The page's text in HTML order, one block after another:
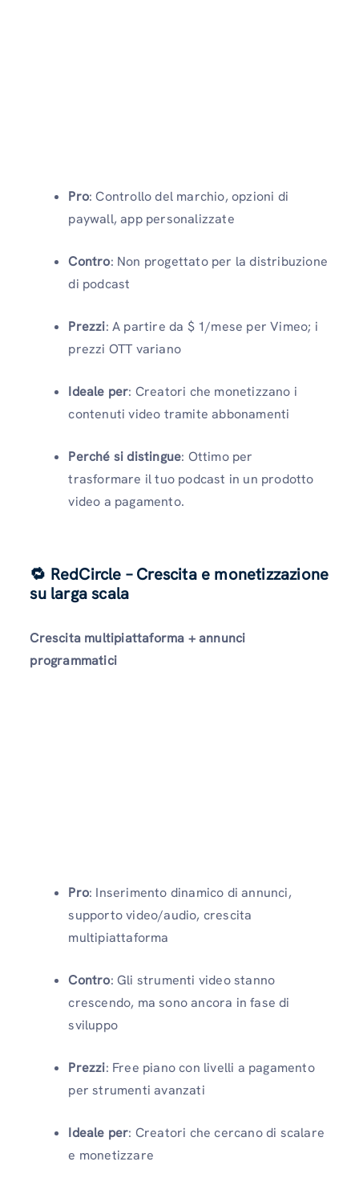
Pro: Controllo del marchio, opzioni di
paywall, app personalizzate
Contro: Non progettato per la distribuzione
di podcast
Prezzi: A partire da $ 1/mese per Vimeo; i
prezzi OTT variano
Ideale per: Creatori che monetizzano i
contenuti video tramite abbonamenti
Perché si distingue: Ottimo per
trasformare il tuo podcast in un prodotto
video a pagamento.
🔁 RedCircle – Crescita e monetizzazione
su larga scala
Crescita multipiattaforma + annunci
programmatici
Pro: Inserimento dinamico di annunci,
supporto video/audio, crescita
multipiattaforma
Contro: Gli strumenti video stanno
crescendo, ma sono ancora in fase di
sviluppo
Prezzi: Free piano con livelli a pagamento
per strumenti avanzati
Ideale per: Creatori che cercano di scalare
e monetizzare